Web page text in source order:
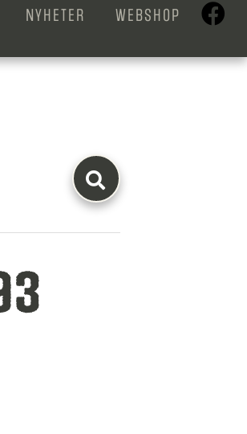
NYHETER WEBSHOP